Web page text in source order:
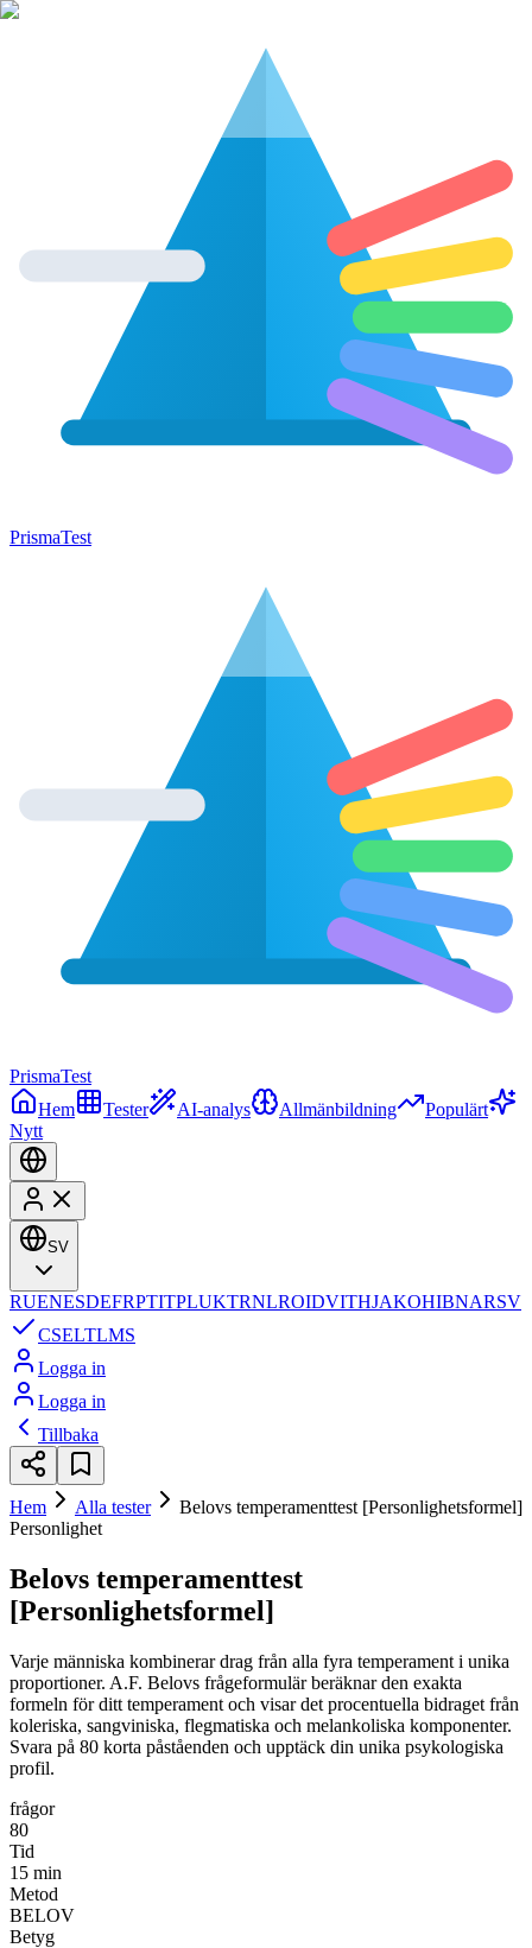
PrismaTest
PrismaTest
Hem
Tester AI-analys Allmänbildning
Populärt
Nytt
SV
RUENESDEFRPTITPLUKTRNLROIDVITHJAKOHIBNARSV
CSELTLMS
Logga in
Logga in
Tillbaka
Hem Alla tester
Belovs temperamenttest [Personlighetsformel]
Personlighet
Belovs temperamenttest
[Personlighetsformel]
Varje människa kombinerar drag från alla fyra temperament i unika
proportioner. A.F. Belovs frågeformulär beräknar den exakta
formeln för ditt temperament och visar det procentuella bidraget från
koleriska, sangviniska, flegmatiska och melankoliska komponenter.
Svara på 80 korta påståenden och upptäck din unika psykologiska
profil.
frågor
80
Tid
15 min
Metod
BELOV
Betyg